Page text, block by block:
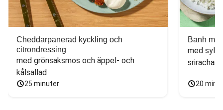
Cheddarpanerad kyckling och
citrondressing
med grönsaksmos och äppel- och
kålsallad
25 minuter
Banh mi-
med
20